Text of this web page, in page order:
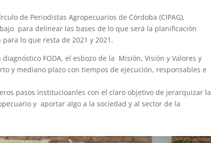
de Periodistas Agropecuarios de Córdoba (CIPAG),
para delinear las bases de lo que será la planificación
lo que resta de 2021 y 2021.
FODA, el esbozo de la Misión, Visión y Valores y
y mediano plazo con tiempos de ejecución, responsables e
pasos institucioanles con el claro objetivo de jerarquizar la
y aportar algo a la sociedad y al sector de la